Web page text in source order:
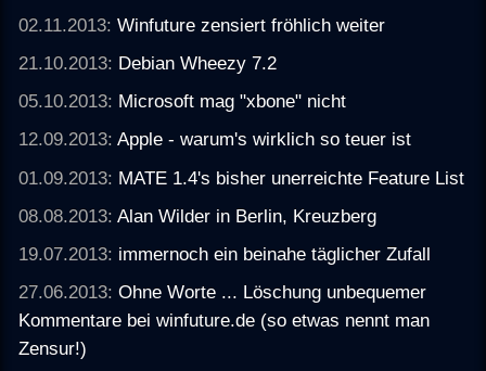
02.11.2013:Winfuture zensiert fröhlich weiter
21.10.2013: Debian Wheezy 7.2
05.10.2013: Microsoft mag "xbone" nicht
12.09.2013:Apple - warum's wirklich so teuer ist
01.09.2013: MATE 1.4's bisher unerreichte Feature List
08.08.2013:Alan Wilder in Berlin, Kreuzberg
19.07.2013: immernoch ein beinahe täglicher Zufall
27.06.2013:Ohne Worte ... Löschung unbequemer
Kommentare bei winfuture.de (so etwas nennt man
Zensur!)